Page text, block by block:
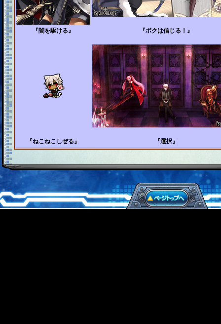
『闇を駆ける』 『ボクは信じる！』
『ねこねこしぜる』 『選択』